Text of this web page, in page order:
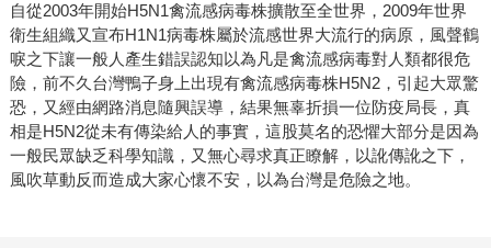
自從2003年開始H5N1禽流感病毒株擴散至全世界，2009年世界
衛生組織又宣布H1N1病毒株屬於流感世界大流行的病原，風聲鶴
唳之下讓一般人產生錯誤認知以為凡是禽流感病毒對人類都很危
險，前不久台灣鴨子身上出現有禽流感病毒株H5N2，引起大眾驚
恐，又經由網路消息隨興誤導，結果無辜折損一位防疫局長，真
相是H5N2從未有傳染給人的事實，這股莫名的恐懼大部分是因為
一般民眾缺乏科學知識，又無心尋求真正瞭解，以訛傳訛之下，
風吹草動反而造成大家心懷不安，以為台灣是危險之地。